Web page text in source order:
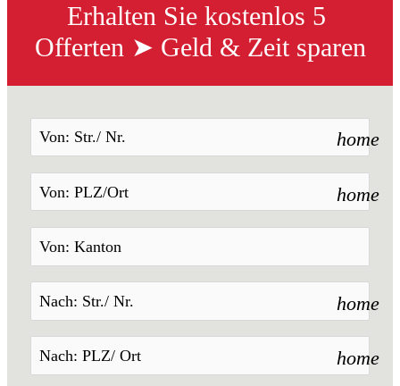
Erhalten Sie kostenlos 5
Offerten ➤ Geld & Zeit sparen
home
home
home
home